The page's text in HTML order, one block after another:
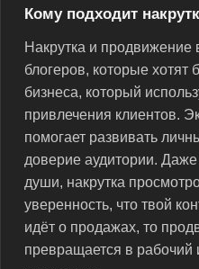
Кому подходит
Накрутка и продвижение
блогеров, которые хотят
бизнеса, который
привлечения клиентов.
помогает развивать
доверие аудитории.
души, накрутка
уверенность, что твой
идёт о продажах, то
превращается в рабочий